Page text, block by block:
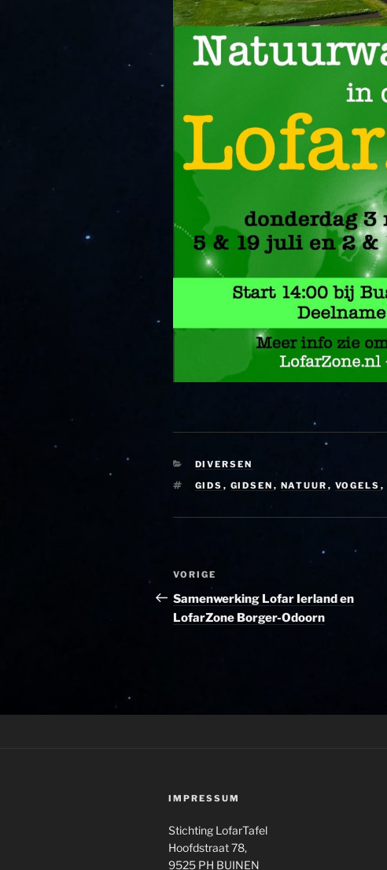
CATEGORIEËN
DIVERSEN
TAGS
GIDS , GIDSEN , NATUUR , VOGELS ,
Bericht
navigatie
Vorig
bericht
VORIGE
Samenwerking Lofar Ierland en
LofarZone Borger-Odoorn
IMPRESSUM
Stichting LofarTafel
Hoofdstraat 78,
9525 PH BUINEN